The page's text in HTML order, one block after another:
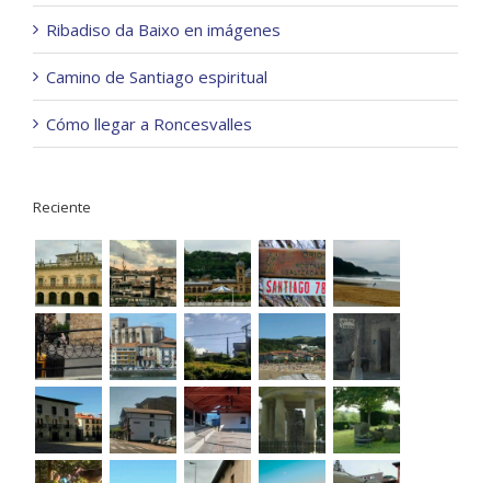
Ribadiso da Baixo en imágenes
Camino de Santiago espiritual
Cómo llegar a Roncesvalles
Reciente